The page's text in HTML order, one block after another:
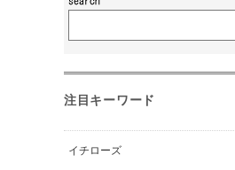
注目キーワード
イチローズ